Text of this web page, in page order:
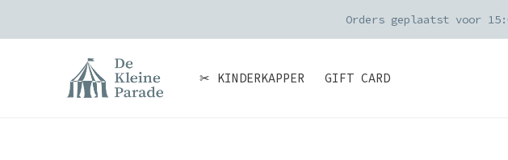
✂ KINDERKAPPER GIFT CARD
Orders geplaatst voor